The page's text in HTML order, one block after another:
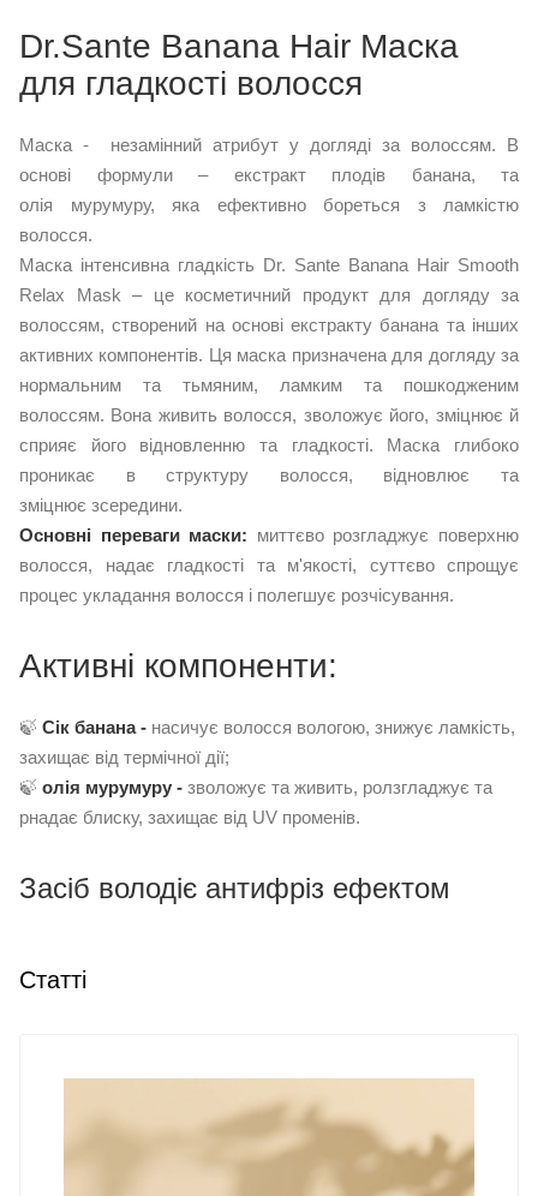
Dr.Sante Banana Hair Маска
для гладкості волосся
Маска - незамінний атрибут у догляді за волоссям. В
основі формули – екстракт плодів банана, та
олія мурумуру, яка ефективно бореться з ламкістю
волосся.
Маска інтенсивна гладкість Dr. Sante Banana Hair Smooth
Relax Mask – це косметичний продукт для догляду за
волоссям, створений на основі екстракту банана та інших
активних компонентів. Ця маска призначена для догляду за
нормальним та тьмяним, ламким та пошкодженим
волоссям. Вона живить волосся, зволожує його, зміцнює й
сприяє його відновленню та гладкості. Маска глибоко
проникає в структуру волосся, відновлює та
зміцнює зсередини.
Основні переваги маски: миттєво розгладжує поверхню
волосся, надає гладкості та м'якості, суттєво спрощує
процес укладання волосся і полегшує розчісування.
Активні компоненти:
🍃 Сік банана - насичує волосся вологою, знижує ламкість,
захищає від термічної дії;
🍃 олія мурумуру - зволожує та живить, ролзгладжує та
рнадає блиску, захищає від UV променів.
Засіб володіє антифріз ефектом
Статті